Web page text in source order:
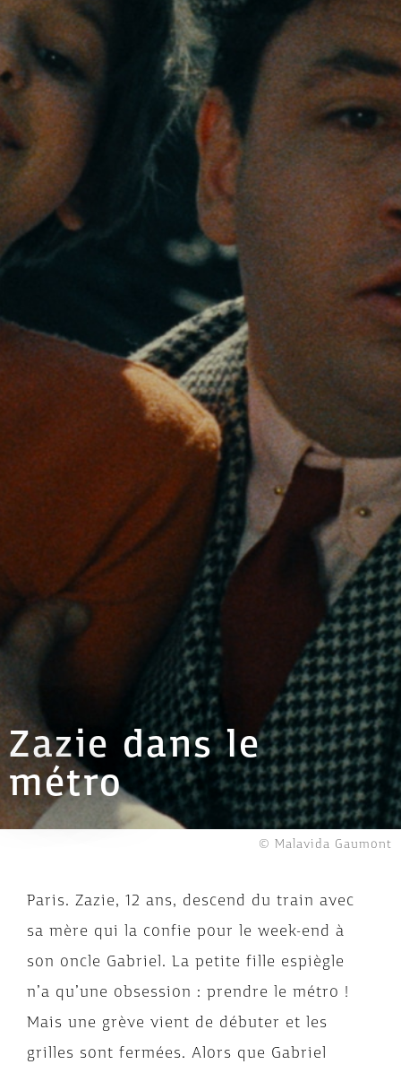
Zazie dans le
métro
© Malavida Gaumont
Paris. Zazie, 12 ans, descend du train avec
sa mère qui la confie pour le week-end à
son oncle Gabriel. La petite fille espiègle
n’a qu’une obsession : prendre le métro !
Mais une grève vient de débuter et les
grilles sont fermées. Alors que Gabriel